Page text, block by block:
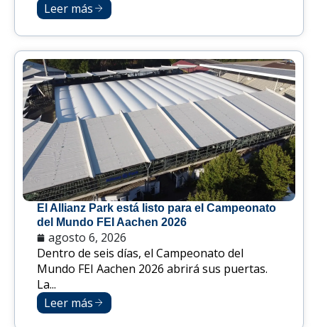
Leer más
El Allianz Park está listo para el Campeonato
del Mundo FEI Aachen 2026
agosto 6, 2026
Dentro de seis días, el Campeonato del
Mundo FEI Aachen 2026 abrirá sus puertas.
La...
Leer más